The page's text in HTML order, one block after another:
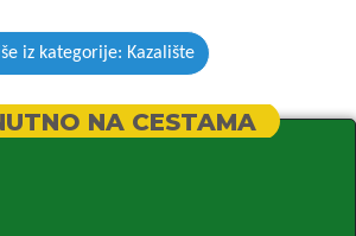
iz kategorije: Kazalište
NA CESTAMA